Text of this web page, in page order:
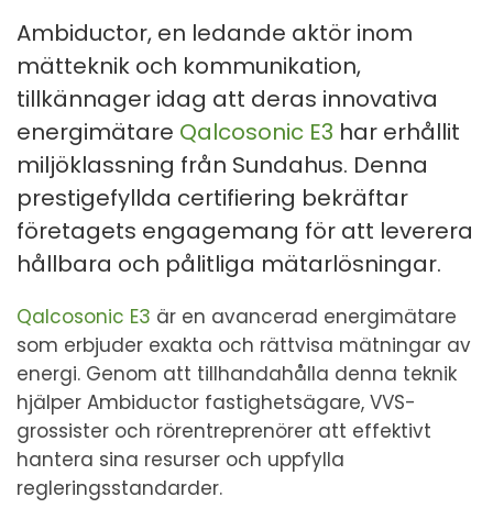
Ambiductor, en ledande aktör inom
mätteknik och kommunikation,
tillkännager idag att deras innovativa
energimätare Qalcosonic E3 har erhållit
miljöklassning från Sundahus. Denna
prestigefyllda certifiering bekräftar
företagets engagemang för att leverera
hållbara och pålitliga mätarlösningar.
Qalcosonic E3 är en avancerad energimätare
som erbjuder exakta och rättvisa mätningar av
energi. Genom att tillhandahålla denna teknik
hjälper Ambiductor fastighetsägare, VVS-
grossister och rörentreprenörer att effektivt
hantera sina resurser och uppfylla
regleringsstandarder.